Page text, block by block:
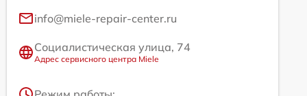
info@miele-repair-center.ru
Социалистическая улица, 74
Адрес сервисного центра Miele